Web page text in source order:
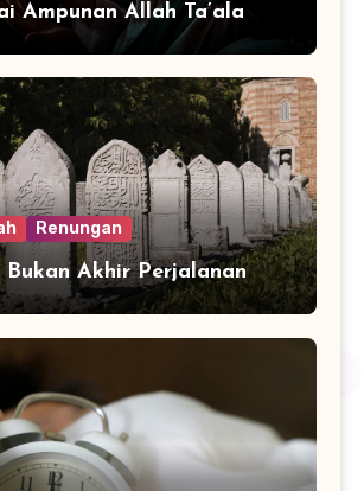
Ampunan Allah Ta’ala
Renungan
Bukan Akhir Perjalanan